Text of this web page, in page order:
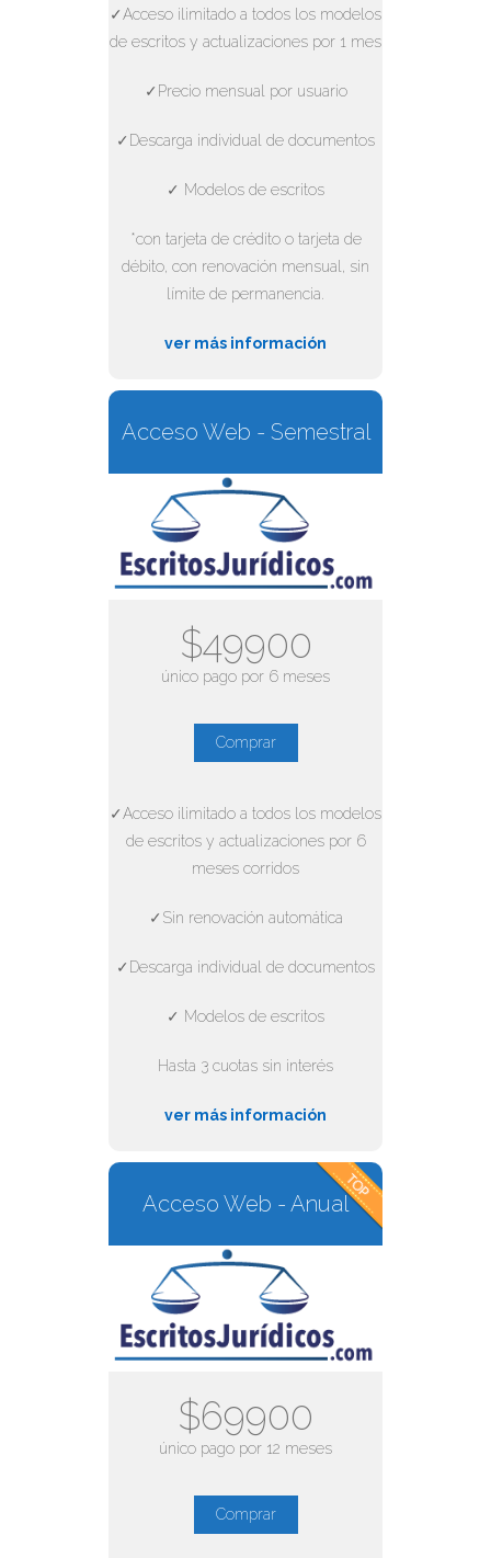
✓Acceso ilimitado a todos los modelos
de escritos y actualizaciones por 1 mes
✓Precio mensual por usuario
✓Descarga individual de documentos
✓ Modelos de escritos
*con tarjeta de crédito o tarjeta de
débito, con renovación mensual, sin
límite de permanencia.
ver más información
Acceso Web - Semestral
$49900
único pago por 6 meses
Comprar
✓Acceso ilimitado a todos los modelos
de escritos y actualizaciones por 6
meses corridos
✓Sin renovación automática
✓Descarga individual de documentos
✓ Modelos de escritos
Hasta 3 cuotas sin interés
ver más información
Acceso Web - Anual
$69900
único pago por 12 meses
Comprar